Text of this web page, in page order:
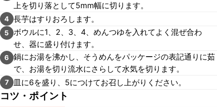
上を切り落として5mm幅に切ります。
4 長芋はすりおろします。
5 ボウルに1、2、3、4、めんつゆを入れてよく混ぜ合わ
せ、器に盛り付けます。
6 鍋にお湯を沸かし、そうめんをパッケージの表記通りに茹
で、お湯を切り流水にさらして水気を切ります。
7 皿に6を盛り、5につけてお召し上がりください。
コツ・ポイント